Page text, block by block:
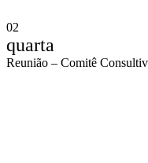
02
quarta
Reunião – Comitê